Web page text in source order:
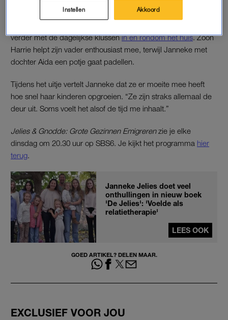
02/2025. Jullie lachen erom, maar ik stond weer voor aap.”
verder met de dagelijkse klussenin en rondom het huis. Zoon
Harrie helpt zijn vader enthousiast mee, terwijl Janneke met
dochter Aida een potje gaat padellen.
Tijdens het uitje vertelt Janneke dat ze er moeite mee heeft
hoe snel haar kinderen opgroeien. “Ze zijn straks allemaal de
deur uit. Soms voelt het alsof de tijd me inhaalt.”
Jelies & Gnodde: Grote Gezinnen Emigrerenzie je elke
dinsdag om 20.30 uur op SBS6. Je kijkt het programma hier
terug.
Janneke Jelies doet veel
onthullingen in nieuw boek
'De Jelies': 'Voelde als
relatietherapie'
LEES OOK
GOED ARTIKEL? DELEN MAAR.
EXCLUSIEF VOOR JOU
Instellen Akkoord